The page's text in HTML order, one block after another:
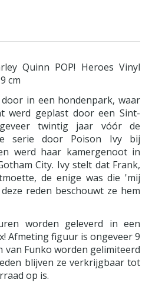
Quinn POP! Heroes Vinyl
cm
in een hondenpark, waar
werd geplast door een Sint-
twintig jaar vóór de
serie door Poison Ivy bij
werd haar kamergenoot in
City. Ivy stelt dat Frank,
de enige was die 'mij
reden beschouwt ze hem
worden geleverd in een
Afmeting figuur is ongeveer 9
van Funko worden gelimiteerd
blijven ze verkrijgbaar tot
op is.